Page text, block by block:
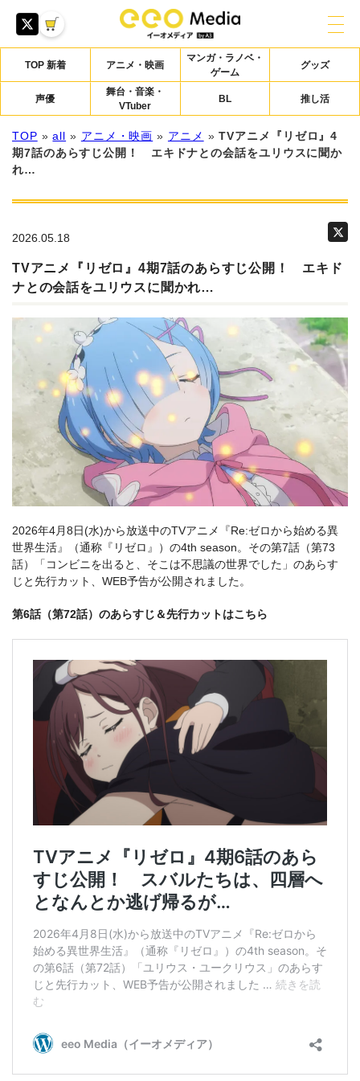
TOP 新着 アニメ・映画
マンガ・ラノベ・
ゲーム
グッズ
声優
舞台・音楽・
VTuber
BL 推し活
TOP »all » アニメ・映画 » アニメ »TVアニメ『リゼロ』4
期7話のあらすじ公開！ エキドナとの会話をユリウスに聞か
れ…
2026.05.18
TVアニメ『リゼロ』4期7話のあらすじ公開！ エキド
ナとの会話をユリウスに聞かれ…
2026年4月8日(水)から放送中のTVアニメ『Re:ゼロから始める異
世界生活』（通称『リゼロ』）の4th season。その第7話（第73
話）「コンビニを出ると、そこは不思議の世界でした」のあらす
じと先行カット、WEB予告が公開されました。
第6話（第72話）のあらすじ＆先行カットはこちら